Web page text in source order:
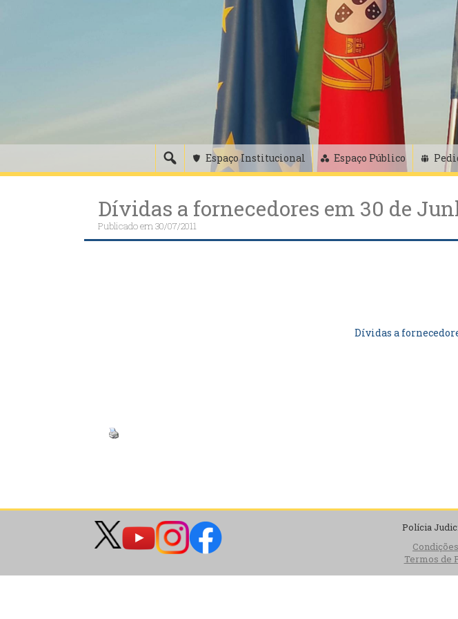
Espaço Institucional Espaço Público
Dívidas a fornecedores em 30 de
Publicado em30/07/2011
Dívidas a
Polícia
Termos de